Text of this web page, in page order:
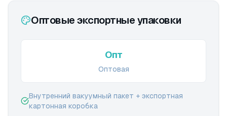
Оптовые экспортные упаковки
Опт
Оптовая
Внутренний вакуумный пакет + экспортная
картонная коробка